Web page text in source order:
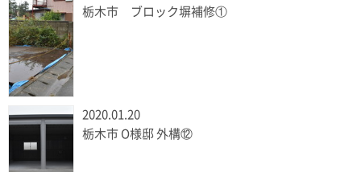
栃木市 ブロック塀補修①
2020.01.20
栃木市 O様邸 外構⑫